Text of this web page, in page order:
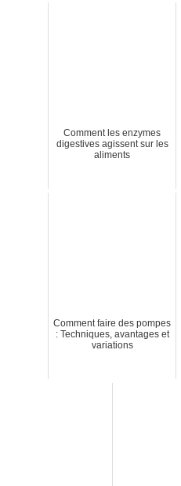
Comment les enzymes
digestives agissent sur les
aliments
Comment faire des pompes
: Techniques, avantages et
variations